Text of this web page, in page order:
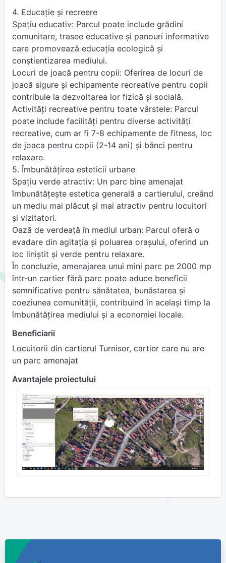
4. Educație și recreere
Spațiu educativ: Parcul poate include grădini
comunitare, trasee educative și panouri informative
care promovează educația ecologică și
conștientizarea mediului.
Locuri de joacă pentru copii: Oferirea de locuri de
joacă sigure și echipamente recreative pentru copii
contribuie la dezvoltarea lor fizică și socială.
Activități recreative pentru toate vârstele: Parcul
poate include facilități pentru diverse activități
recreative, cum ar fi 7-8 echipamente de fitness, loc
de joaca pentru copii (2-14 ani) și bănci pentru
relaxare.
5. Îmbunătățirea esteticii urbane
Spațiu verde atractiv: Un parc bine amenajat
îmbunătățește estetica generală a cartierului, creând
un mediu mai plăcut și mai atractiv pentru locuitori
și vizitatori.
Oază de verdeață în mediul urban: Parcul oferă o
evadare din agitația și poluarea orașului, oferind un
loc liniștit și verde pentru relaxare.
În concluzie, amenajarea unui mini parc pe 2000 mp
într-un cartier fără parc poate aduce beneficii
semnificative pentru sănătatea, bunăstarea și
coeziunea comunității, contribuind în același timp la
îmbunătățirea mediului și a economiei locale.
Beneficiarii
Locuitorii din cartierul Turnisor, cartier care nu are
un parc amenajat
Avantajele proiectului